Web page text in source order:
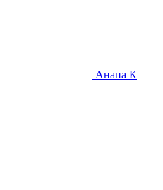
Анапа К